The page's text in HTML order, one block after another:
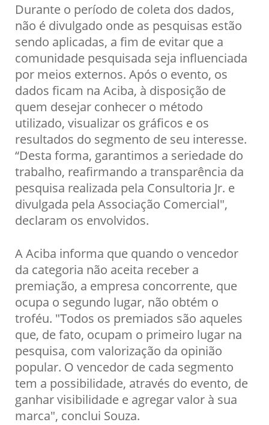
Durante o período de coleta dos dados,
não é divulgado onde as pesquisas estão
sendo aplicadas, a fim de evitar que a
comunidade pesquisada seja influenciada
por meios externos. Após o evento, os
dados ficam na Aciba, à disposição de
quem desejar conhecer o método
utilizado, visualizar os gráficos e os
resultados do segmento de seu interesse.
“Desta forma, garantimos a seriedade do
trabalho, reafirmando a transparência da
pesquisa realizada pela Consultoria Jr. e
divulgada pela Associação Comercial",
declaram os envolvidos.
A Aciba informa que quando o vencedor
da categoria não aceita receber a
premiação, a empresa concorrente, que
ocupa o segundo lugar, não obtém o
troféu. "Todos os premiados são aqueles
que, de fato, ocupam o primeiro lugar na
pesquisa, com valorização da opinião
popular. O vencedor de cada segmento
tem a possibilidade, através do evento, de
ganhar visibilidade e agregar valor à sua
marca", conclui Souza.